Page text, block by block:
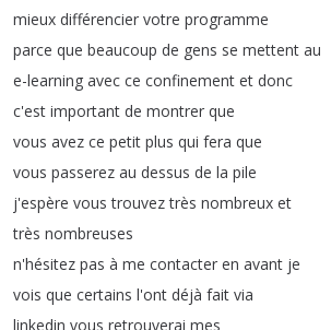
mieux différencier votre programme
parce que beaucoup de gens se mettent au
e-learning avec ce confinement et donc
c'est important de montrer que
vous avez ce petit plus qui fera que
vous passerez au dessus de la pile
j'espère vous trouvez très nombreux et
très nombreuses
n'hésitez pas à me contacter en avant je
vois que certains l'ont déjà fait via
linkedin vous retrouverai mes